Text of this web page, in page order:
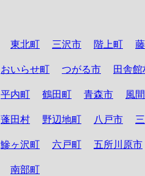
東北町 三沢市 階上町
おいらせ町 つがる市 田舎館
平内町 鶴田町 青森市 風
蓬田村 野辺地町 八戸市
鰺ヶ沢町 六戸町 五所川原市
南部町